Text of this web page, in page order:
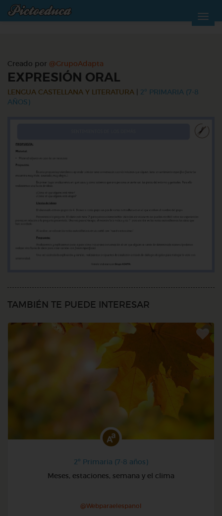
Creado por @GrupoAdapta
EXPRESIÓN ORAL
LENGUA CASTELLANA Y LITERATURA
2º PRIMARIA (7-8
AÑOS)
TAMBIÉN TE PUEDE INTERESAR
2º Primaria (7-8 años)
Meses, estaciones, semana y el clima
@Webparaelespanol